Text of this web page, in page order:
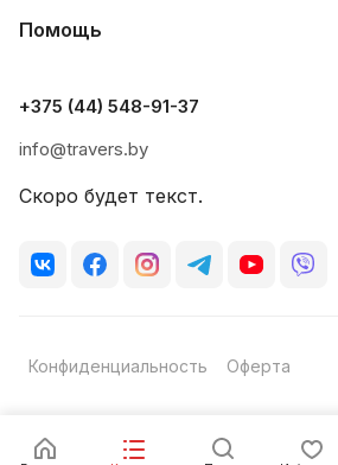
Помощь
+375 (44) 548-91-37
info@travers.by
Скоро будет текст.
Конфиденциальность Оферта